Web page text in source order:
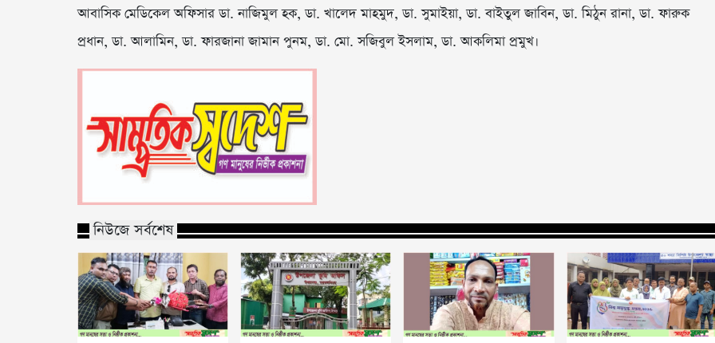
আবাসিক মেডিকেল অফিসার ডা. নাজিমুল হক, ডা. খালেদ মাহমুদ, ডা. সুমাইয়া, ডা. বাইতুল জাবিন, ডা. মিঠুন রানা, ডা. ফারুক
প্রধান, ডা. আলামিন, ডা. ফারজানা জামান পুনম, ডা. মো. সজিবুল ইসলাম, ডা. আকলিমা প্রমুখ।
নিউজে সর্বশেষ